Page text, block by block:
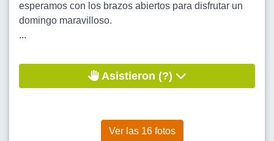
esperamos con los brazos abiertos para disfrutar un
domingo maravilloso.
...
Asistieron (?)
Ver las 16 fotos